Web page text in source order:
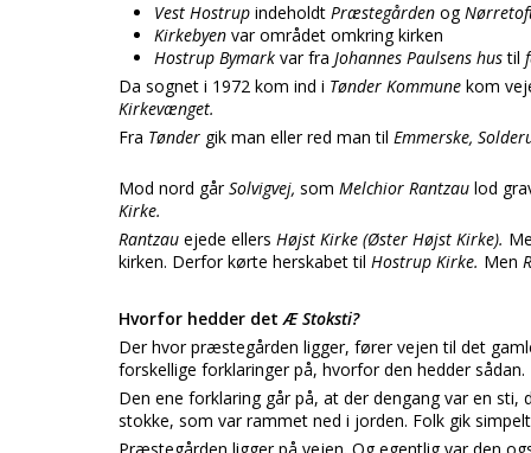
Vest Hostrup indeholdt Præstegården og
Kirkebyen var området omkring kirken
Hostrup Bymark var fra Johannes Paulsens hustil
Da sognet i 1972 kom ind i Tønder Kommune kom
Kirkevænget.
Fra Tønder gik man eller red man til Emmerske,
Mod nord gårSolvigvej, som Melchior Rantzau lod
Kirke.
Rantzau ejede ellers Højst Kirke (Øster Højst Kirke).
kirken. Derfor kørte herskabet til Hostrup Kirke. Men
Hvorfor hedder detÆ Stoksti?
Der hvor præstegården ligger, fører vejen til det
forskellige forklaringer på, hvorfor den hedder sådan.
Den ene forklaring går på, at der dengang var en
stokke, som var rammet ned i jorden. Folk gik